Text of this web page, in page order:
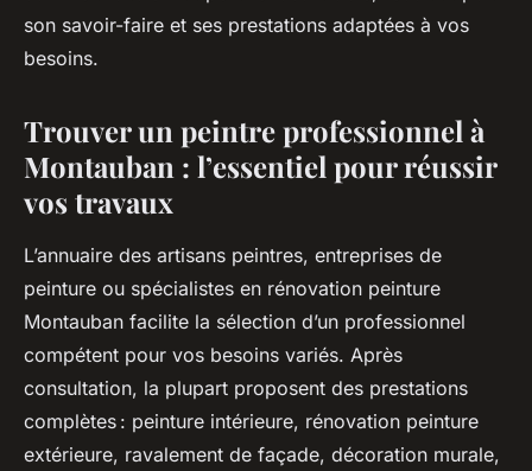
son savoir-faire et ses prestations adaptées à vos
besoins.
Trouver un peintre professionnel à
Montauban : l’essentiel pour réussir
vos travaux
L’annuaire des artisans peintres, entreprises de
peinture ou spécialistes en rénovation peinture
Montauban facilite la sélection d’un professionnel
compétent pour vos besoins variés. Après
consultation, la plupart proposent des prestations
complètes : peinture intérieure, rénovation peinture
extérieure, ravalement de façade, décoration murale,